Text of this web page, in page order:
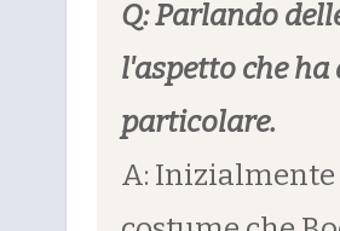
Q: Parlando
l'aspetto che
particolare.
A: Inizialmente